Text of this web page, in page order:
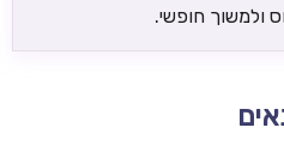
ולמשוך חופשי.